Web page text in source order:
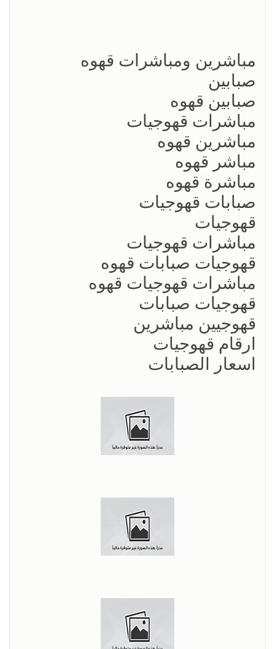
مباشرين ومباشرات قهوه
صبابين
صبابين قهوه
مباشرات قهوجيات
مباشرين قهوه
مباشر قهوه
مباشرة قهوه
صبابات قهوجيات
قهوجيات
مباشرات قهوجيات
قهوجيات صبابات قهوه
مباشرات قهوجيات قهوه
قهوجيات صبابات
قهوجيين مباشرين
ارقام قهوجيات
اسعار الصبابات